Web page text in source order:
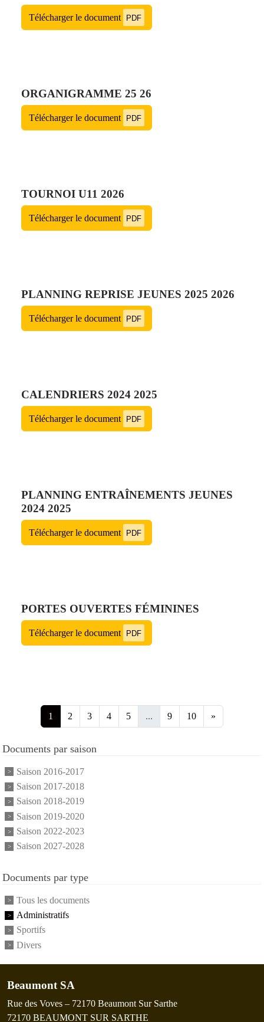
Télécharger le document PDF
ORGANIGRAMME 25 26
Télécharger le document PDF
TOURNOI U11 2026
Télécharger le document PDF
PLANNING REPRISE JEUNES 2025 2026
Télécharger le document PDF
CALENDRIERS 2024 2025
Télécharger le document PDF
PLANNING ENTRAÎNEMENTS JEUNES
2024 2025
Télécharger le document PDF
PORTES OUVERTES FÉMININES
Télécharger le document PDF
1 2 3 4 5 ... 9 10 »
Documents par saison
Saison 2016-2017
Saison 2017-2018
Saison 2018-2019
Saison 2019-2020
Saison 2022-2023
Saison 2027-2028
Documents par type
Tous les documents
Administratifs
Sportifs
Divers
Beaumont SA
Rue des Voves – 72170 Beaumont Sur Sarthe
72170 BEAUMONT SUR SARTHE